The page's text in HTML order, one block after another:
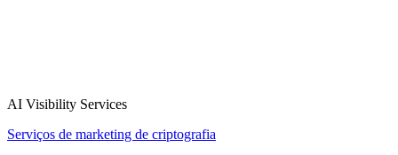
AI Visibility Services
Serviços de marketing de criptografia